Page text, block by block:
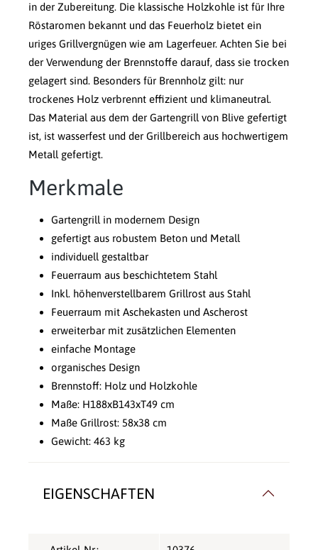
in der Zubereitung. Die klassische Holzkohle ist für Ihre
Röstaromen bekannt und das Feuerholz bietet ein
uriges Grillvergnügen wie am Lagerfeuer. Achten Sie bei
der Verwendung der Brennstoffe darauf, dass sie trocken
gelagert sind. Besonders für Brennholz gilt: nur
trockenes Holz verbrennt effizient und klimaneutral.
Das Material aus dem der Gartengrill von Blive gefertigt
ist, ist wasserfest und der Grillbereich aus hochwertigem
Metall gefertigt.
Merkmale
Gartengrill in modernem Design
gefertigt aus robustem Beton und Metall
individuell gestaltbar
Feuerraum aus beschichtetem Stahl
Inkl. höhenverstellbarem Grillrost aus Stahl
Feuerraum mit Aschekasten und Ascherost
erweiterbar mit zusätzlichen Elementen
einfache Montage
organisches Design
Brennstoff: Holz und Holzkohle
Maße: H188xB143xT49 cm
Maße Grillrost: 58x38 cm
Gewicht: 463 kg
EIGENSCHAFTEN